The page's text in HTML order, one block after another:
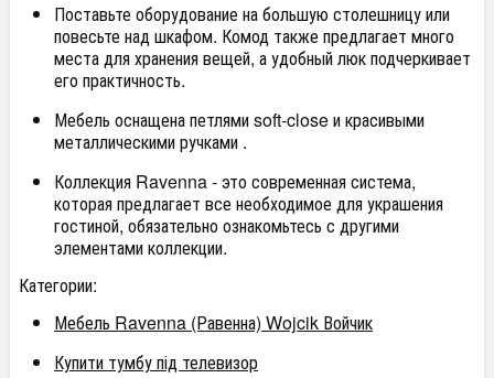
Поставьте оборудование на большую столешницу или
повесьте над шкафом. Комод также предлагает много
места для хранения вещей, а удобный люк подчеркивает
его практичность.
Мебель оснащена петлями soft-close и красивыми
металлическими ручками .
Коллекция Ravenna - это современная система,
которая предлагает все необходимое для украшения
гостиной, обязательно ознакомьтесь с другими
элементами коллекции.
Категории:
Мебель Ravenna (Равенна) Wojcik Войчик
Купити тумбу під телевизор